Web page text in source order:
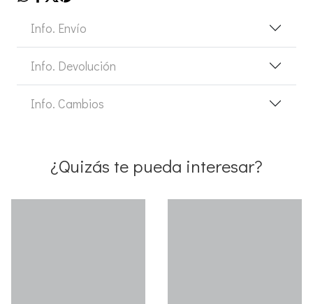
Info. Envío
Info. Devolución
Info. Cambios
¿Quizás te pueda interesar?